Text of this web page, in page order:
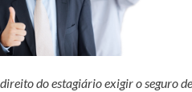
do estagiário exigir o seguro